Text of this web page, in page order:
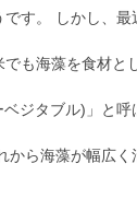
す。 しかし、最
も海藻を食材と
ベジタブル)」と
から海藻が幅広